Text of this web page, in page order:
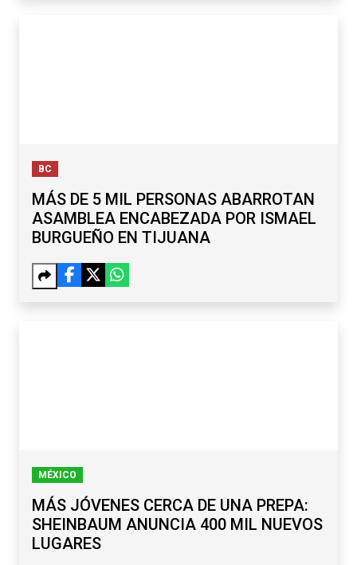
BC
MÁS DE 5 MIL PERSONAS ABARROTAN
ASAMBLEA ENCABEZADA POR ISMAEL
BURGUEÑO EN TIJUANA
MÉXICO
MÁS JÓVENES CERCA DE UNA PREPA:
SHEINBAUM ANUNCIA 400 MIL NUEVOS
LUGARES